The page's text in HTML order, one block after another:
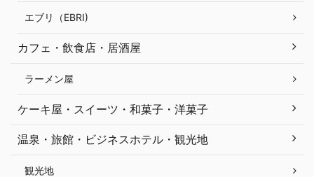
エブリ（EBRI)
カフェ・飲食店・居酒屋
ラーメン屋
ケーキ屋・スイーツ・和菓子・洋菓子
温泉・旅館・ビジネスホテル・観光地
観光地